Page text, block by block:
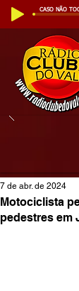
CASO NÃO
Motociclista
pedestres em
7 de abr. de 2024